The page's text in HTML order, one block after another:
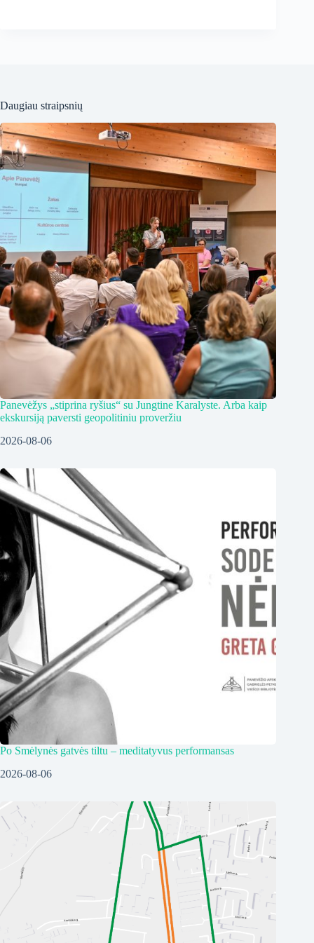
Daugiau straipsnių
Panevėžys „stiprina ryšius“ su Jungtine Karalyste. Arba kaip
ekskursiją paversti geopolitiniu proveržiu
2026-08-06
Po Smėlynės gatvės tiltu – meditatyvus performansas
2026-08-06